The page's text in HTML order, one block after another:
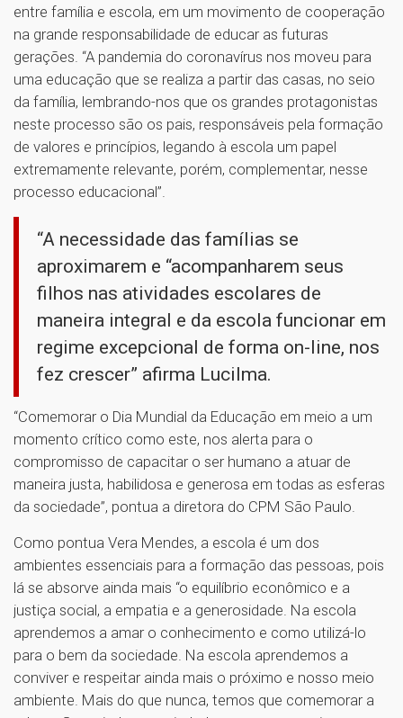
entre família e escola, em um movimento de cooperação
na grande responsabilidade de educar as futuras
gerações. “A pandemia do coronavírus nos moveu para
uma educação que se realiza a partir das casas, no seio
da família, lembrando-nos que os grandes protagonistas
neste processo são os pais, responsáveis pela formação
de valores e princípios, legando à escola um papel
extremamente relevante, porém, complementar, nesse
processo educacional”.
“A necessidade das famílias se
aproximarem e “acompanharem seus
filhos nas atividades escolares de
maneira integral e da escola funcionar em
regime excepcional de forma on-line, nos
fez crescer” afirma Lucilma.
“Comemorar o Dia Mundial da Educação em meio a um
momento crítico como este, nos alerta para o
compromisso de capacitar o ser humano a atuar de
maneira justa, habilidosa e generosa em todas as esferas
da sociedade”, pontua a diretora do CPM São Paulo.
Como pontua Vera Mendes, a escola é um dos
ambientes essenciais para a formação das pessoas, pois
lá se absorve ainda mais “o equilíbrio econômico e a
justiça social, a empatia e a generosidade. Na escola
aprendemos a amar o conhecimento e como utilizá-lo
para o bem da sociedade. Na escola aprendemos a
conviver e respeitar ainda mais o próximo e nosso meio
ambiente. Mais do que nunca, temos que comemorar a